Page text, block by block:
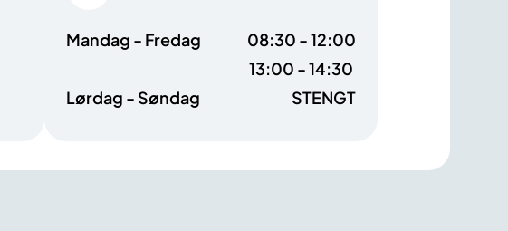
Mandag - Fredag
08:30 - 12:00
13:00 - 14:30
Lørdag - Søndag
STENGT